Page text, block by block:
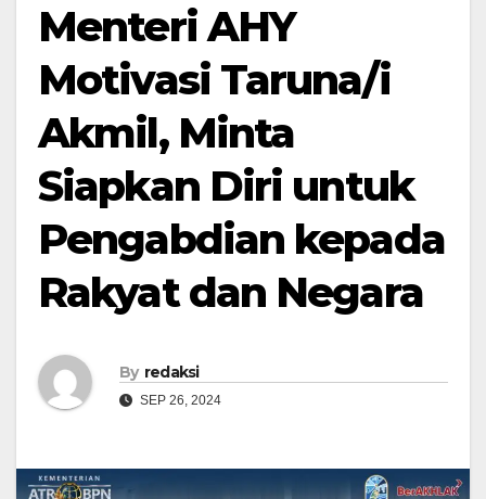
Menteri AHY
Motivasi Taruna/i
Akmil, Minta
Siapkan Diri untuk
Pengabdian kepada
Rakyat dan Negara
By redaksi
SEP 26, 2024